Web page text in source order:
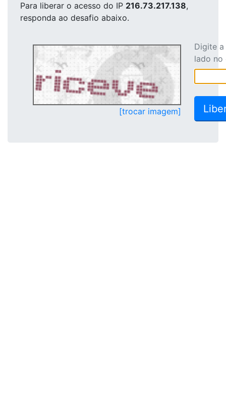
Para liberar o acesso do IP 216.73.217.138,
responda ao desafio abaixo.
[trocar imagem]
Digite
lado no